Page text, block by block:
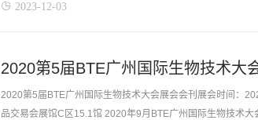
2023-12-03
2020第5届BTE广州国际生物技术大会展会会刊展会时间：
品交易会展馆C区15.1馆 2020年9月BTE广州国际生物技术